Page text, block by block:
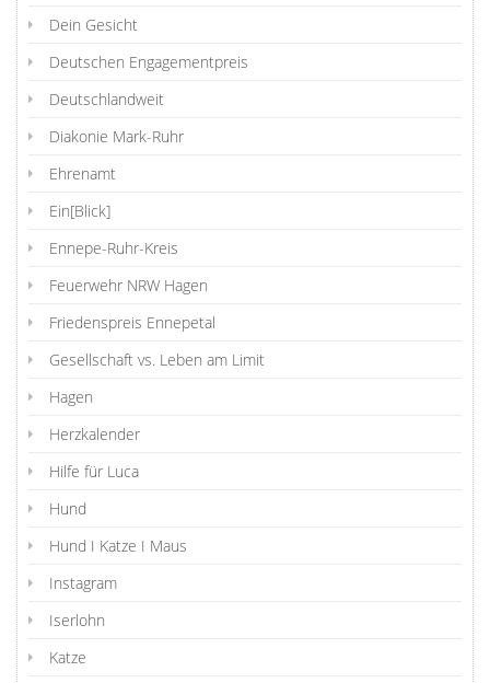
Dein Gesicht
Deutschen Engagementpreis
Deutschlandweit
Diakonie Mark-Ruhr
Ehrenamt
Ein[Blick]
Ennepe-Ruhr-Kreis
Feuerwehr NRW Hagen
Friedenspreis Ennepetal
Gesellschaft vs. Leben am Limit
Hagen
Herzkalender
Hilfe für Luca
Hund
Hund I Katze I Maus
Instagram
Iserlohn
Katze